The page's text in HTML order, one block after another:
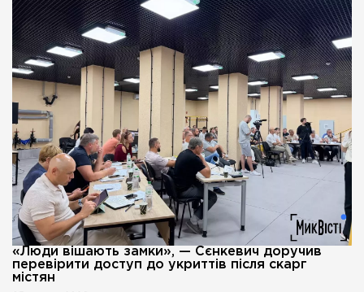
«Люди вішають замки», — Сєнкевич доручив
перевірити доступ до укриттів після скарг
містян